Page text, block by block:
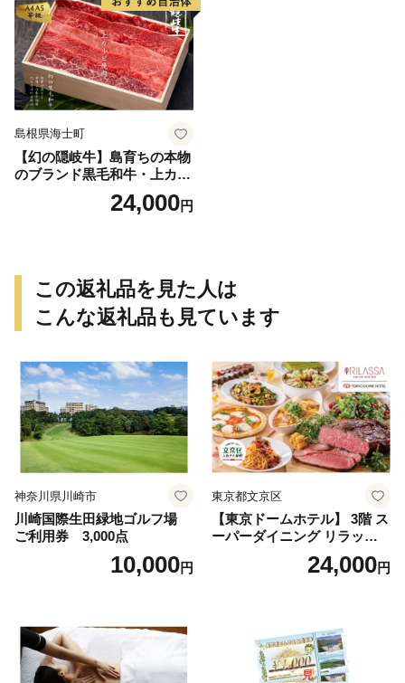
島根県海士町
【幻の隠岐牛】島育ちの本物
のブランド黒毛和牛・上カル
24,000円
この返礼品を見た人は
こんな返礼品も見ています
神奈川県川崎市
川崎国際生田緑地ゴルフ場
ご利用券 3,000点
10,000円
東京都文京区
【東京ドームホテル】 3階 ス
ーパーダイニング リラッサ
ランチブッフェ お食事券 大
人1名様分 関東 東京 ご利用
24,000円